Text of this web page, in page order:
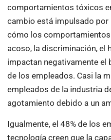
comportamientos tóxicos
cambio está impulsado por
cómo los
acoso, la discriminación, el
impactan negativamente el
de los empleados. Casi la
empleados de la industria
agotamiento debido a un
Igualmente, el 48% de los
tecnología creen que la